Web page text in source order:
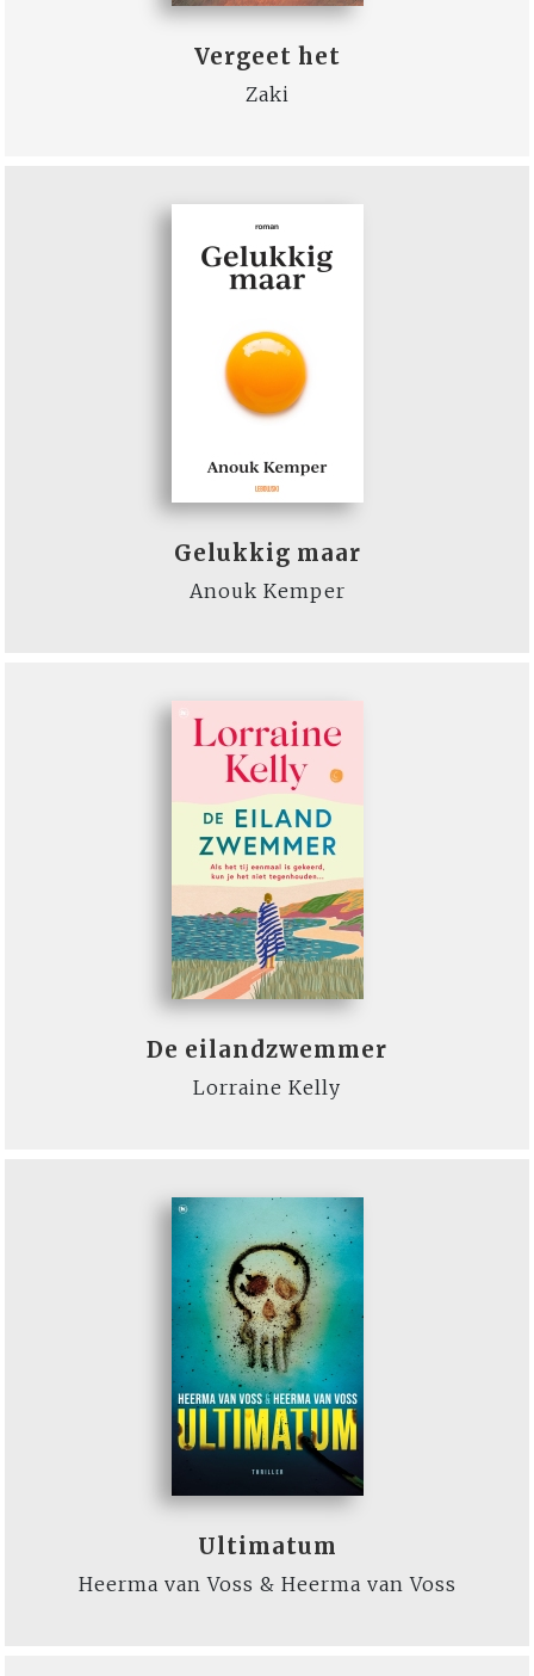
Vergeet het
Zaki
Gelukkig maar
Anouk Kemper
De eilandzwemmer
Lorraine Kelly
Ultimatum
Heerma van Voss & Heerma van Voss